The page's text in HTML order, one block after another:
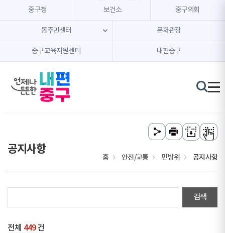
본문 내용 바로가기
주메뉴 바로가기
중구청 보건소 중구의회
동주민센터 문화관광
중구교육지원센터 내편중구
공지사항
홈 안전/교통 민방위 공지사항
전체 449 건